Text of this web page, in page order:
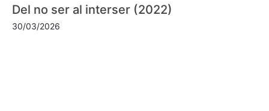
Del no ser al interser (2022)
30/03/2026